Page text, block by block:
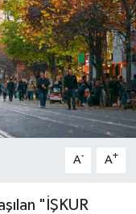
A- A+
"İŞKUR